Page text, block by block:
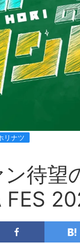
リナツ
待望
FES